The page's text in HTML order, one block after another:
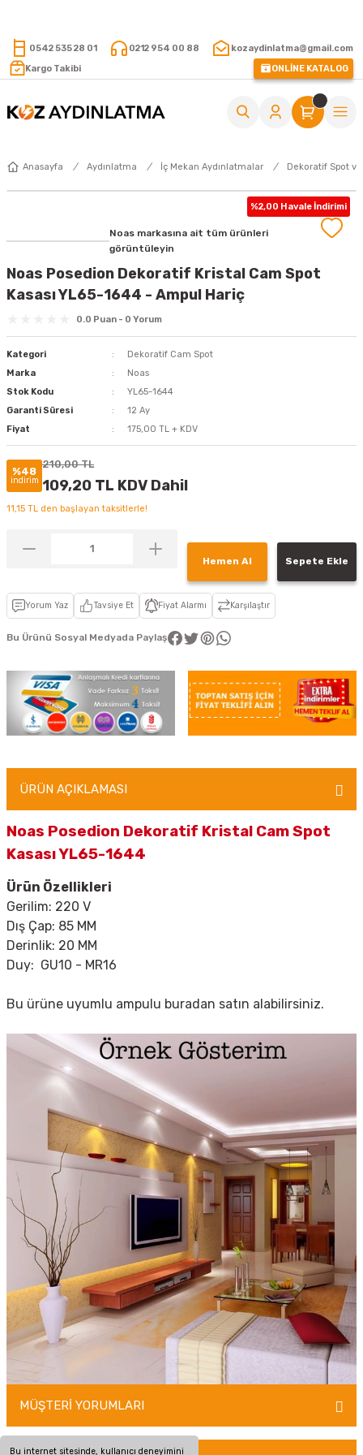
Bu internet sitesinde, kullanıcı deneyimini
0542 535 28 01 0212 954 00 88
kozaydinlatma@gmail.com
Kargo Takibi
ONLİNE KATALOG
Anasayfa Aydınlatma İç Mekan Aydınlatmalar Dekoratif Spot
%2,00 Havale İndirimi
Noas markasına ait tüm ürünleri
görüntüleyin
Noas Posedion Dekoratif Kristal Cam Spot
Kasası YL65-1644 - Ampul Hariç
0.0 Puan - 0 Yorum
Kategori
Dekoratif Cam Spot
Marka
Noas
Stok Kodu
YL65-1644
Garanti Süresi
12 Ay
Fiyat
175,00 TL + KDV
%48
indirim
210,00 TL
109,20 TL KDV Dahil
11,15 TL den başlayan taksitlerle!
Hemen Al Sepete Ekle
Yorum Yaz Tavsiye Et Fiyat Alarmı Karşılaştır
Bu Ürünü Sosyal Medyada Paylaş
ÜRÜN AÇIKLAMASI
Noas Posedion Dekoratif Kristal Cam Spot
Kasası YL65-1644
Ürün Özellikleri
Gerilim: 220 V
Dış Çap: 85 MM
Derinlik: 20 MM
Duy: GU10 - MR16
Bu ürüne uyumlu ampulu buradan satın alabilirsiniz.
MÜŞTERİ YORUMLARI